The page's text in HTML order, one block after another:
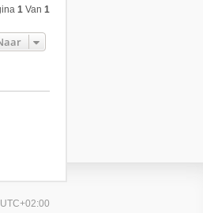
1 Van 1
UTC+02:00